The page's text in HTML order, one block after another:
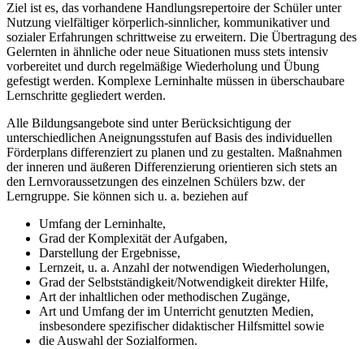
Ziel ist es, das vorhandene Handlungsrepertoire der Schüler unter
Nutzung vielfältiger körperlich-sinnlicher, kommunikativer und
sozialer Erfahrungen schrittweise zu erweitern. Die Übertragung des
Gelernten in ähnliche oder neue Situationen muss stets intensiv
vorbereitet und durch regelmäßige Wiederholung und Übung
gefestigt werden. Komplexe Lerninhalte müssen in überschaubare
Lernschritte gegliedert werden.
Alle Bildungsangebote sind unter Berücksichtigung der
unterschiedlichen Aneignungsstufen auf Basis des individuellen
Förderplans differenziert zu planen und zu gestalten. Maßnahmen
der inneren und äußeren Differenzierung orientieren sich stets an
den Lernvoraussetzungen des einzelnen Schülers bzw. der
Lerngruppe. Sie können sich u. a. beziehen auf
Umfang der Lerninhalte,
Grad der Komplexität der Aufgaben,
Darstellung der Ergebnisse,
Lernzeit, u. a. Anzahl der notwendigen Wiederholungen,
Grad der Selbstständigkeit/Notwendigkeit direkter Hilfe,
Art der inhaltlichen oder methodischen Zugänge,
Art und Umfang der im Unterricht genutzten Medien,
insbesondere spezifischer didaktischer Hilfsmittel sowie
die Auswahl der Sozialformen.